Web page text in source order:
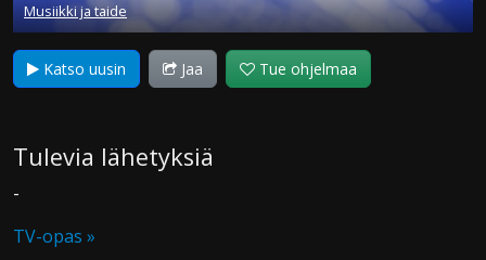
Musiikki ja taide
Katso uusin Jaa Tue ohjelmaa
Tulevia lähetyksiä
-
TV-opas »